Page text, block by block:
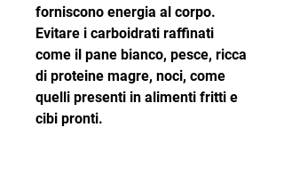
forniscono energia al corpo.
Evitare i carboidrati raffinati
come il pane bianco, pesce, ricca
di proteine ​​magre, noci, come
quelli presenti in alimenti fritti e
cibi pronti.